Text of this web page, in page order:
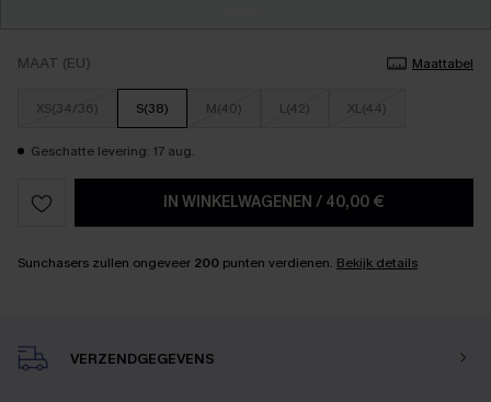
MAAT (EU) Maattabel
XS(34/36) S(38) M(40) L(42) XL(44)
Geschatte levering: 17 aug.
IN WINKELWAGENEN / 40,00 €
Sunchasers zullen ongeveer 200 punten verdienen. Bekijk details
VERZENDGEGEVENS